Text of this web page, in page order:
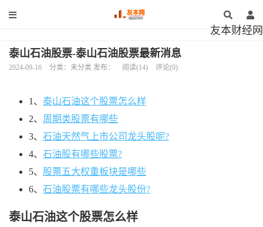
友本财经网
泰山石油股票-泰山石油股票最新消息
2024-09-16 分类：未分类 发布： 阅读(14) 评论(0)
1、 泰山石油这个股票怎么样
2、 周期类股票有哪些
3、 石油天然气上市公司龙头股呢?
4、 石油股有哪些股票?
5、 股票五大权重板块是哪些
6、 石油股票有哪些龙头股份?
泰山石油这个股票怎么样